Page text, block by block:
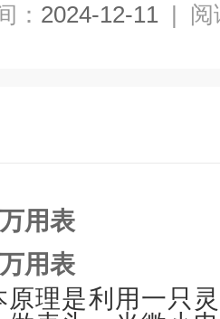
： 2024-12-11 | 阅
用表
用表
原理是利用一只